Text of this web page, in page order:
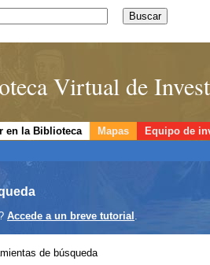
Virtual de
en la Biblioteca Mapas Equipo de
Accede a un breve tutorial .
de búsqueda